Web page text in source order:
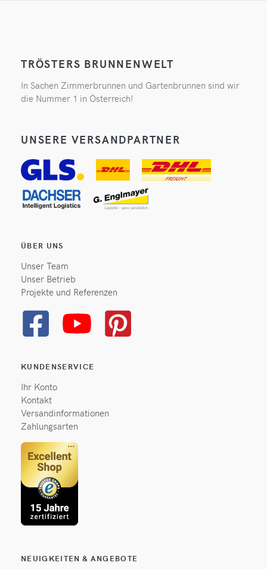
TRÖSTERS BRUNNENWELT
In Sachen Zimmerbrunnen und Gartenbrunnen sind wir
die Nummer 1 in Österreich!
UNSERE VERSANDPARTNER
ÜBER UNS
Unser Team
Unser Betrieb
Projekte und Referenzen
KUNDENSERVICE
Ihr Konto
Kontakt
Versandinformationen
Zahlungsarten
NEUIGKEITEN & ANGEBOTE